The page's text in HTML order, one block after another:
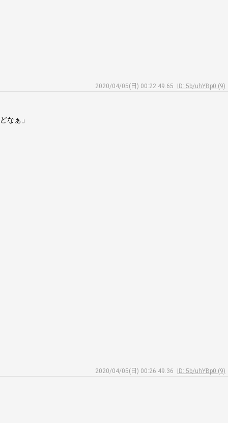
2020/04/05(日) 00:22:49.65
ID: 5b/uhYBp0 (9)
なぁ」
2020/04/05(日) 00:26:49.36
ID: 5b/uhYBp0 (9)